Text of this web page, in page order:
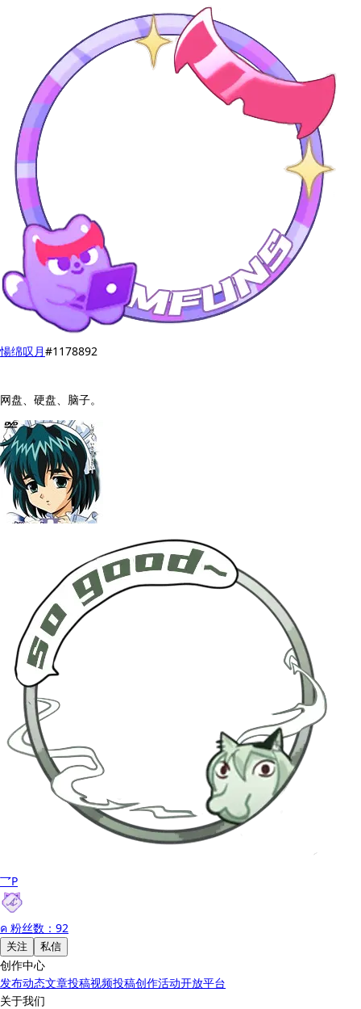
愓绵叹月#1178892
网盘、硬盘、脑子。
乛P
ค 粉丝数：92
关注 私信
创作中心
发布动态文章投稿视频投稿创作活动开放平台
关于我们